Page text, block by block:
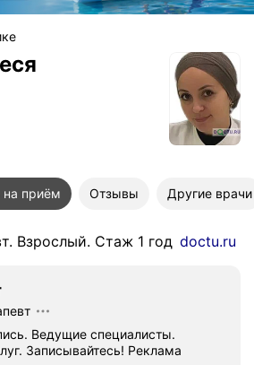
на приём Отзывы Другие врачи
Взрослый. Стаж 1 год doctu.ru
Ведущие специалисты.
Записывайтесь! Реклама